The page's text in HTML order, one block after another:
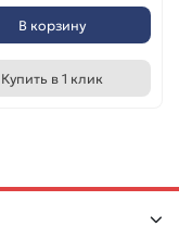
В корзину
Купить в 1 клик